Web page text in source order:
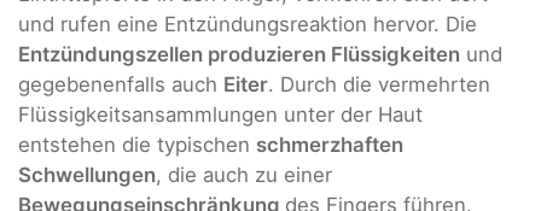
und rufen eine Entzündungsreaktion hervor. Die
Entzündungszellen produzieren Flüssigkeiten und
gegebenenfalls auch Eiter. Durch die vermehrten
Flüssigkeitsansammlungen unter der Haut
entstehen die typischen schmerzhaften
Schwellungen, die auch zu einer
Bewegungseinschränkung des Fingers führen.